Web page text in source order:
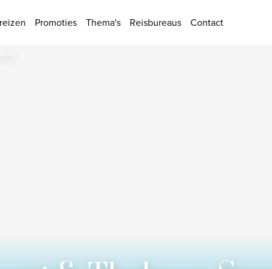
Promoties Thema's Reisbureaus Contact